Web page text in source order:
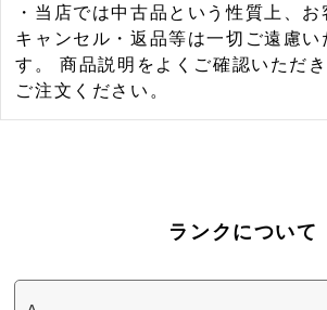
・当店では中古品という性質上、
キャンセル・返品等は一切ご遠慮い
す。 商品説明をよくご確認いただ
ご注文ください。
ランクについて